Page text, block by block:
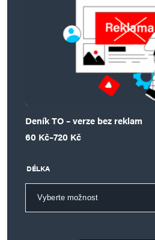
Deník TO – verze bez reklam
60 Kč–720 Kč
Rozpětí cen: 60 Kč až 720 Kč
DÉLKA